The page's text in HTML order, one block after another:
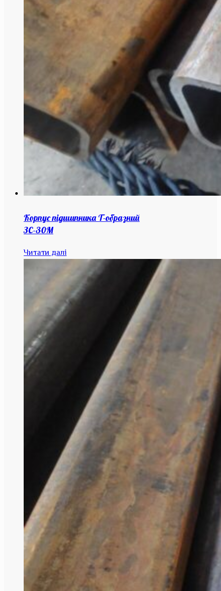
Корпус підшипника Т-образний
ЗС-30М
Читати далі